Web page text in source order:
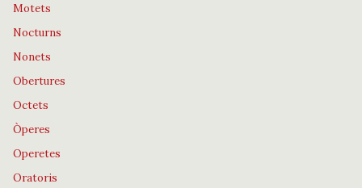
Motets
Nocturns
Nonets
Obertures
Octets
Òperes
Operetes
Oratoris